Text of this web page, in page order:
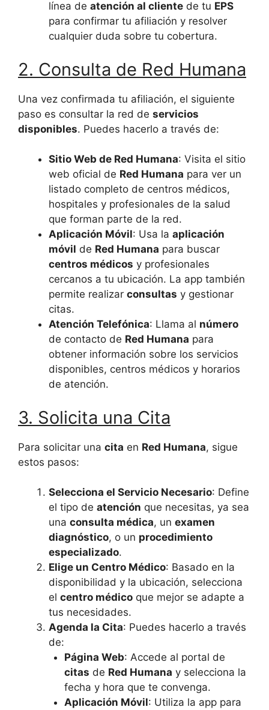
línea de atención al cliente de tu EPS
para confirmar tu afiliación y resolver
cualquier duda sobre tu cobertura.
2. Consulta de Red Humana
Una vez confirmada tu afiliación, el siguiente
paso es consultar la red de servicios
disponibles. Puedes hacerlo a través de:
Sitio Web de Red Humana: Visita el sitio
web oficial de Red Humana para ver un
listado completo de centros médicos,
hospitales y profesionales de la salud
que forman parte de la red.
Aplicación Móvil: Usa la aplicación
móvil de Red Humana para buscar
centros médicos y profesionales
cercanos a tu ubicación. La app también
permite realizar consultas y gestionar
citas.
Atención Telefónica: Llama al número
de contacto de Red Humana para
obtener información sobre los servicios
disponibles, centros médicos y horarios
de atención.
3. Solicita una Cita
Para solicitar una cita en Red Humana, sigue
estos pasos:
Selecciona el Servicio Necesario: Define
el tipo de atención que necesitas, ya sea
una consulta médica, un examen
diagnóstico, o un procedimiento
especializado.
Elige un Centro Médico: Basado en la
disponibilidad y la ubicación, selecciona
el centro médico que mejor se adapte a
tus necesidades.
Agenda la Cita: Puedes hacerlo a través
de:
Página Web: Accede al portal de
citas de Red Humana y selecciona la
fecha y hora que te convenga.
Aplicación Móvil: Utiliza la app para